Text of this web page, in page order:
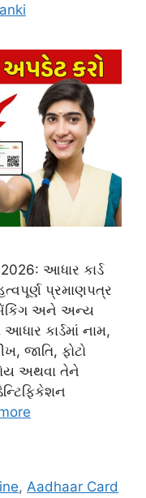
આધાર કાર્ડ
પ્રમાણપત્ર
બેંકિંગ અને અન્ય
કાર્ડમાં નામ,
જાતિ, ફોટો
અથવા તેને
, Aadhaar Card